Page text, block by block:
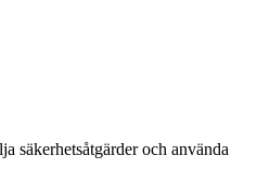
säkerhetsåtgärder och använda